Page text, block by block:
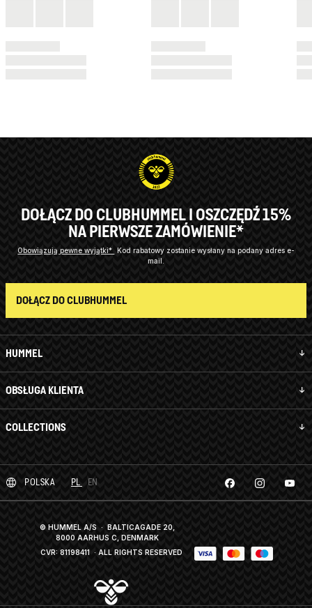
HUMMEL
OBSŁUGA KLIENTA
COLLECTIONS
DOŁĄCZ DO CLUBHUMMEL I OSZCZĘDŹ 15%
NA PIERWSZE ZAMÓWIENIE*
Obowiązują pewne wyjątki* Kod rabatowy zostanie wysłany na podany adres e-
mail.
DOŁĄCZ DO CLUBHUMMEL
POLSKA PL EN
© HUMMEL A/S · BALTICAGADE 20,
8000 AARHUS C, DENMARK
CVR: 81198411 · ALL RIGHTS RESERVED